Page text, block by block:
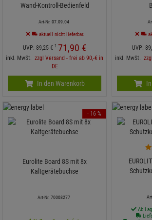
Wand-Kontroll-Bedienfeld
Art-Nr. 07.09.04
aktuell nicht lieferbar.
UVP: 89, 25 € 1 71,90 €
inkl. MwSt. zzgl Versand - frei ab 90,-€ in
DE
In den Warenkorb
UVP: 89,
inkl. MwSt.
Eurolite Board 8S mit 8x
Kaltgerätebuchse
Art-Nr. 70008277
- 16 %
Ab